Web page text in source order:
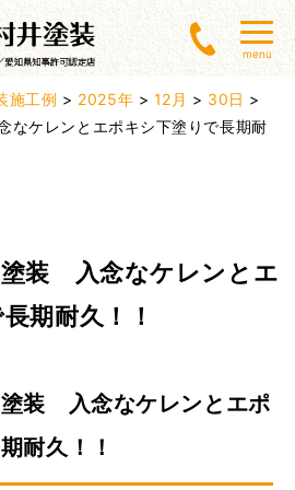
menu
施工例 > 2025年 > 12月 > 30日 >
ケレンとエポキシ下塗りで長期耐
塗装 入念なケレンとエ
期耐久！！
装 入念なケレンとエポ
耐久！！